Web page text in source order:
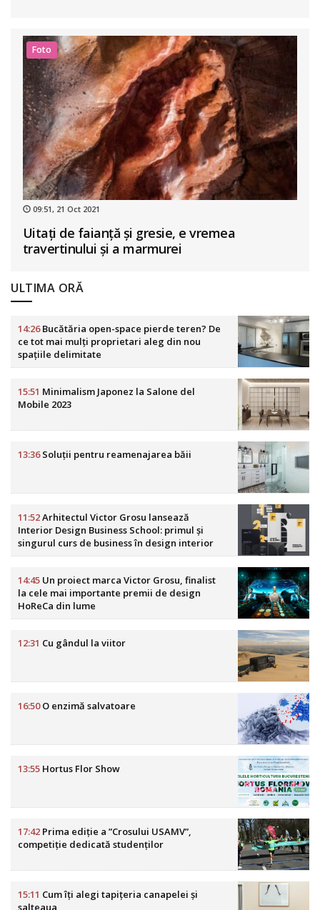
Foto
09:51, 21 Oct 2021
Uitați de faianță și gresie, e vremea
travertinului și a marmurei
ULTIMA ORĂ
14:26Bucătăria open-space pierde teren? De
ce tot mai mulți proprietari aleg din nou
spațiile delimitate
15:51 Minimalism Japonez la Salone del
Mobile 2023
13:36Soluții pentru reamenajarea băii
11:52Arhitectul Victor Grosu lansează
Interior Design Business School: primul și
singurul curs de business în design interior
din România
14:45 Un proiect marca Victor Grosu, finalist
la cele mai importante premii de design
HoReCa din lume
12:31 Cu gândul la viitor
16:50O enzimă salvatoare
13:55 Hortus Flor Show
17:42 Prima ediție a ”Crosului USAMV”,
competiție dedicată studenților
15:11 Cum îți alegi tapițeria canapelei și
salteaua